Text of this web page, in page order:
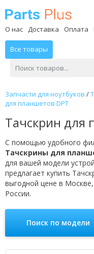
О нас Доставка Оплата
Все товары
Запчасти для ноутбуков /
для планшетов DPT
Тачскрин для
С помощью удобного
Тачскрины для
для вашей модели
предлагает купить
выгодной цене в
России.
Поиск по модели